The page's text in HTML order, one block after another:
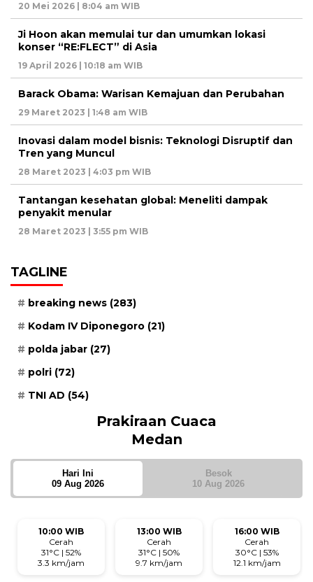
20 Mei 2026 | 8:04 am WIB
Ji Hoon akan memulai tur dan umumkan lokasi
konser “RE:FLECT” di Asia
19 April 2026 | 10:18 am WIB
Barack Obama: Warisan Kemajuan dan Perubahan
29 Maret 2023 | 1:48 am WIB
Inovasi dalam model bisnis: Teknologi Disruptif dan
Tren yang Muncul
28 Maret 2023 | 4:03 pm WIB
Tantangan kesehatan global: Meneliti dampak
penyakit menular
28 Maret 2023 | 3:55 pm WIB
TAGLINE
breaking news (283)
Kodam IV Diponegoro (21)
polda jabar (27)
polri (72)
TNI AD (54)
Prakiraan Cuaca
Medan
Hari Ini
09 Aug 2026
Besok
10 Aug 2026
10:00 WIB
Cerah
31°C | 52%
3.3 km/jam
13:00 WIB
Cerah
31°C | 50%
9.7 km/jam
16:00 WIB
Cerah
30°C | 53%
12.1 km/jam